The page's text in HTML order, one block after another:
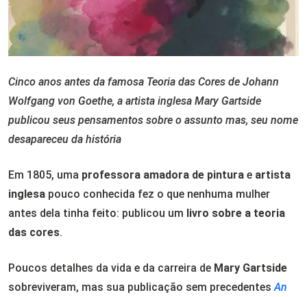
Cinco anos antes da famosa Teoria das Cores de Johann
Wolfgang von Goethe, a artista inglesa Mary Gartside
publicou seus pensamentos sobre o assunto mas, seu nome
desapareceu da história
Em 1805, uma professora amadora de pintura e artista
inglesa pouco conhecida fez o que nenhuma mulher
antes dela tinha feito: publicou um livro sobre a teoria
das cores.
Poucos detalhes da vida e da carreira de Mary Gartside
sobreviveram, mas sua publicação sem precedentesAn